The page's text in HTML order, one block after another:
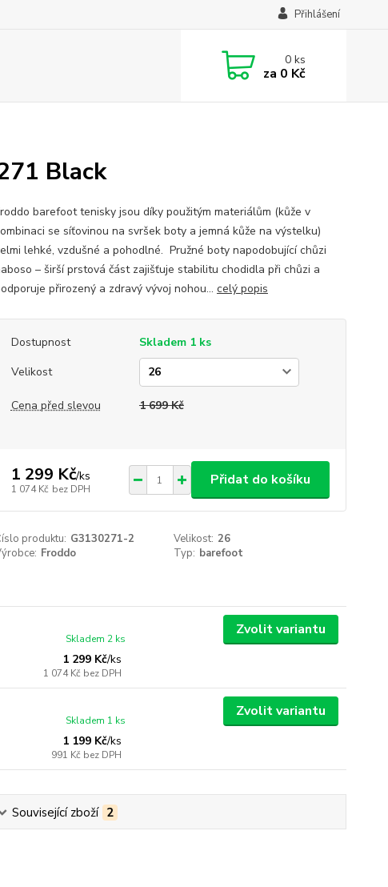
Přihlášení
0ks
za 0 Kč
Black
barefoot tenisky jsou díky použitým materiálům (kůže v
se síťovinou na svršek boty a jemná kůže na výstelku)
lehké, vzdušné a pohodlné. Pružné boty napodobující chůzi
– širší prstová část zajišťuje stabilitu chodidla při chůzi a
přirozený a zdravý vývoj nohou... celý popis
Dostupnost
Skladem 1 ks
Velikost
Cena před slevou 1 699 Kč
1 299 Kč/ks
1 074 Kč bez DPH
Přidat do košíku
produktu: G3130271-2 Velikost: 26
Froddo Typ: barefoot
1 299 Kč/ks
1 074 Kč bez DPH
Skladem 2 ks
Zvolit variantu
1 199 Kč/ks
991 Kč bez DPH
Skladem 1 ks
Zvolit variantu
Související zboží 2